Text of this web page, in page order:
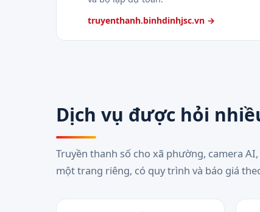
truyenthanh.binhdinhjsc.vn →
Dịch vụ được hỏi
Truyền thanh số cho xã phường, camera
một trang riêng, có quy trình và báo giá